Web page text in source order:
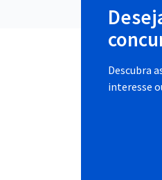
Descubra
interesse